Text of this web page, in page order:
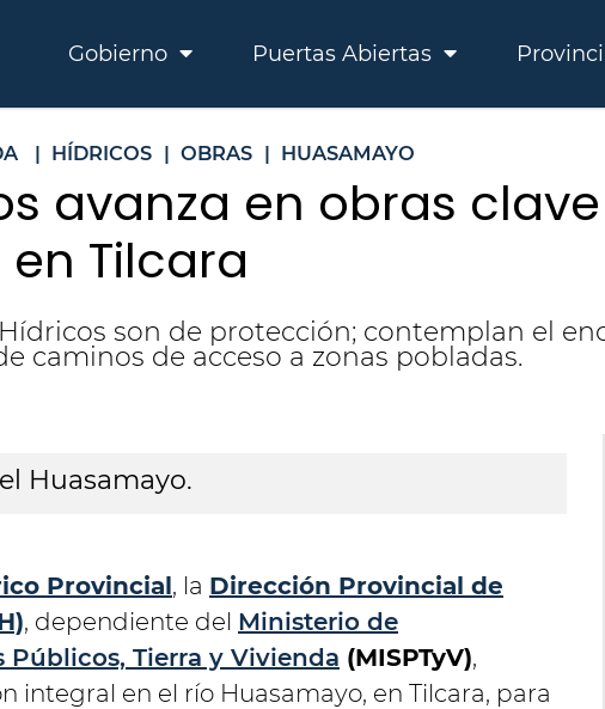
Gobierno Puertas Abiertas
| HÍDRICOS | OBRAS | HUASAMAYO
avanza en obras
Tilcara
son de protección; contemplan el
caminos de acceso a zonas pobladas.
Huasamayo.
Provincial, la Dirección Provincial de
, dependiente del Ministerio de
Tierra y Vivienda (MISPTyV),
integral en el río Huasamayo, en Tilcara, para